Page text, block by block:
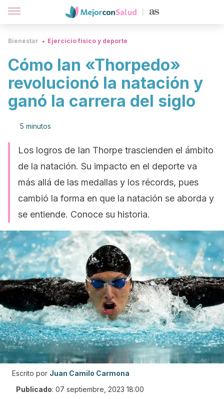
Bienestar Ejercicio físico y deporte
Cómo Ian «Thorpedo»
revolucionó la natación y
ganó la carrera del siglo
5 minutos
Los logros de Ian Thorpe trascienden el ámbito
de la natación. Su impacto en el deporte va
más allá de las medallas y los récords, pues
cambió la forma en que la natación se aborda y
se entiende. Conoce su historia.
Escrito por Juan Camilo Carmona
Publicado: 07 septiembre, 2023 18:00